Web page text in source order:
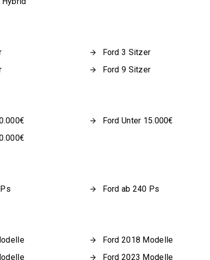
Ford 3 Sitzer
Ford 9 Sitzer
Ford Unter 15.000€
Ford ab 240 Ps
Ford 2018 Modelle
Ford 2023 Modelle